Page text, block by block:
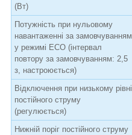
(Вт)
Потужність при нульовому
навантаженні за замовчуванням
у режимі ECO (інтервал
повтору за замовчуванням: 2,5
з, настроюється)
Відключення при низькому рівні
постійного струму
(регулюється)
Нижній поріг постійного струму